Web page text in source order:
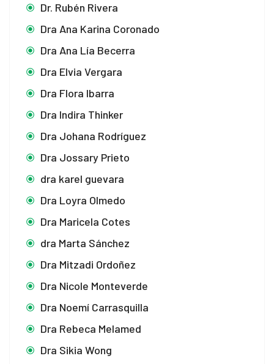
Dr. Rubén Rivera
Dra Ana Karina Coronado
Dra Ana Lía Becerra
Dra Elvia Vergara
Dra Flora Ibarra
Dra Indira Thinker
Dra Johana Rodríguez
Dra Jossary Prieto
dra karel guevara
Dra Loyra Olmedo
Dra Maricela Cotes
dra Marta Sánchez
Dra Mitzadi Ordoñez
Dra Nicole Monteverde
Dra Noemí Carrasquilla
Dra Rebeca Melamed
Dra Sikia Wong